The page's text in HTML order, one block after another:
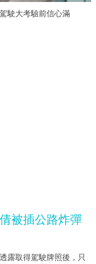
駛大考驗前信心滿
被插公路炸彈
露取得駕駛牌照後，只